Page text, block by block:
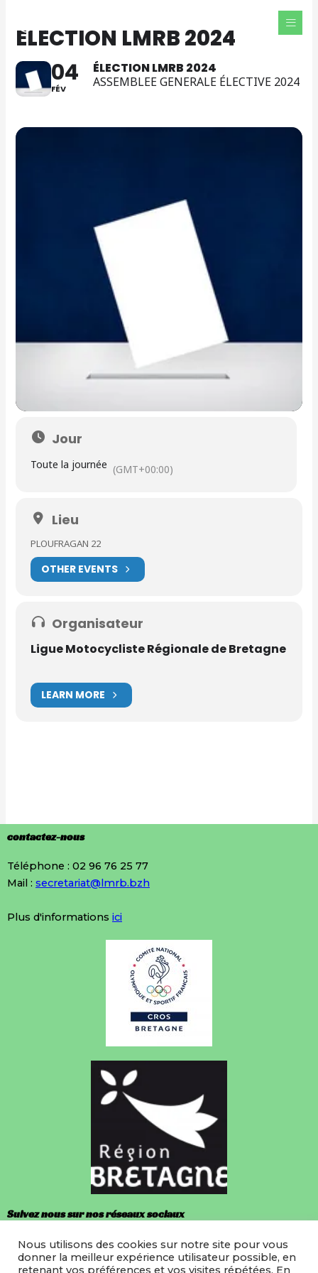
contenu
ÉLECTION LMRB 2024
04
FÉV
ÉLECTION LMRB 2024
ASSEMBLEE GENERALE ÉLECTIVE 2024
Jour
Toute la journée (GMT+00:00)
Lieu
PLOUFRAGAN 22
OTHER EVENTS
Organisateur
Ligue Motocycliste Régionale de Bretagne
LEARN MORE
contactez-nous
Téléphone : 02 96 76 25 77
Mail : secretariat@lmrb.bzh
Plus d'informations ici
Suivez nous sur nos réseaux sociaux
Facebook
Nous utilisons des cookies sur notre site pour vous
donner la meilleur expérience utilisateur possible, en
retenant vos préférences et vos visites répétées. En